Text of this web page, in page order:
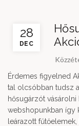
28
DEC
Érdemes figyelned
tal olcsóbban tudsz
hősugárzót
webshopunkban így
leárazott